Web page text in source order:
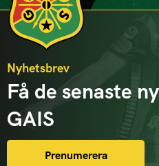
Nyhetsbrev
Få de senaste
GAIS
Prenumerera